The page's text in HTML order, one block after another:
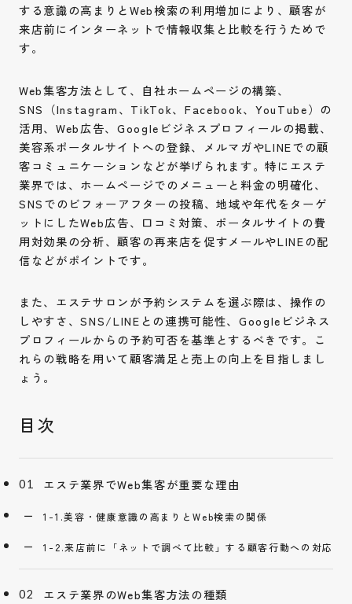
する意識の高まりとWeb検索の利用増加により、顧客が
来店前にインターネットで情報収集と比較を行うためで
す。
Web集客方法として、自社ホームページの構築、
SNS（Instagram、TikTok、Facebook、YouTube）の
活用、Web広告、Googleビジネスプロフィールの掲載、
美容系ポータルサイトへの登録、メルマガやLINEでの顧
客コミュニケーションなどが挙げられます。特にエステ
業界では、ホームページでのメニューと料金の明確化、
SNSでのビフォーアフターの投稿、地域や年代をターゲ
ットにしたWeb広告、口コミ対策、ポータルサイトの費
用対効果の分析、顧客の再来店を促すメールやLINEの配
信などがポイントです。
また、エステサロンが予約システムを選ぶ際は、操作の
しやすさ、SNS/LINEとの連携可能性、Googleビジネス
プロフィールからの予約可否を基準とするべきです。こ
れらの戦略を用いて顧客満足と売上の向上を目指しまし
ょう。
エステ業界でWeb集客が重要な理由
1-1.美容・健康意識の高まりとWeb検索の関係
1-2.来店前に「ネットで調べて比較」する顧客行動への対応
エステ業界のWeb集客方法の種類